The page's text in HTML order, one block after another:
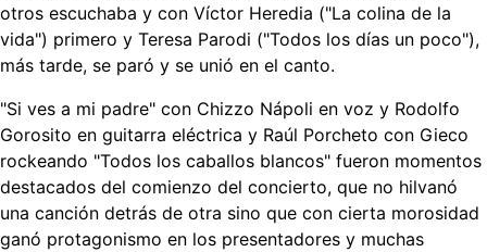
otros escuchaba y con Víctor Heredia ("La colina de la
vida") primero y Teresa Parodi ("Todos los días un poco"),
más tarde, se paró y se unió en el canto.
"Si ves a mi padre" con Chizzo Nápoli en voz y Rodolfo
Gorosito en guitarra eléctrica y Raúl Porcheto con Gieco
rockeando "Todos los caballos blancos" fueron momentos
destacados del comienzo del concierto, que no hilvanó
una canción detrás de otra sino que con cierta morosidad
ganó protagonismo en los presentadores y muchas